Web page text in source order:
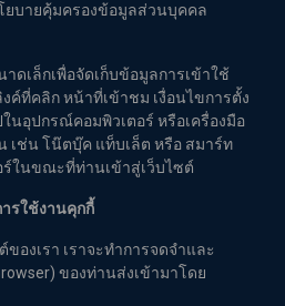
ยบายคุ้มครองข้อมูลส่วนบุคคล
ดเล็กเพื่อจัดเก็บข้อมูลการเข้าใช้
ค์ที่คลิก หน้าที่เข้าชม เงื่อนไขการตั้ง
นอุปกรณ์คอมพิวเตอร์ หรือเครื่องมือ
เช่น โน๊ตบุ๊ค แท็บเล็ต หรือ สมาร์ท
ร์ในขณะที่ท่านเข้าสู่เว็บไซต์
รใช้งานคุกกี้
องเรา เราจะทำการจดจำและ
ของท่านส่งเข้ามาโดย